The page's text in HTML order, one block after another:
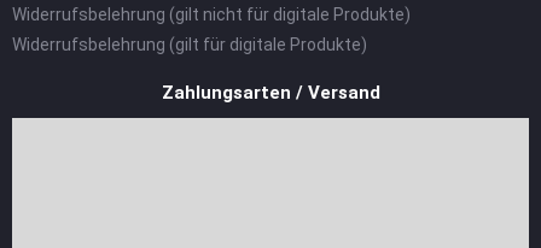
Widerrufsbelehrung (gilt nicht für digitale Produkte)
Widerrufsbelehrung (gilt für digitale Produkte)
Zahlungsarten / Versand